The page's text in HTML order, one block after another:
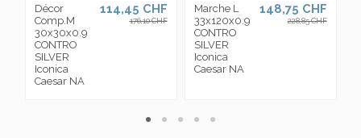
Décor
Comp.M
30x30x0.9
CONTRO
SILVER
Iconica
Caesar NA
114,45 CHF
176,10 CHF
Marche L
33x120x0.9
CONTRO
SILVER
Iconica
Caesar NA
148,75 CHF
228,85 CHF